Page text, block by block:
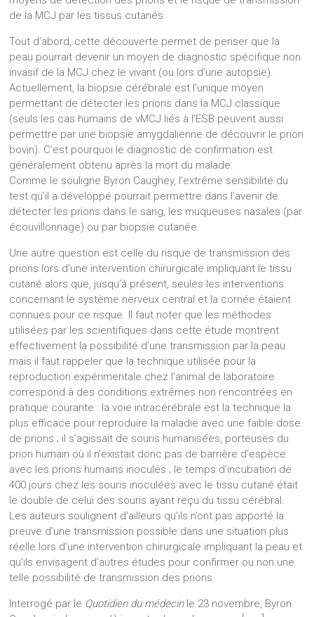
de la MCJ par les tissus cutanés.
Tout d’abord, cette découverte permet de penser que la
peau pourrait devenir un moyen de diagnostic spécifique non
invasif de la MCJ chez le vivant (ou lors d’une autopsie).
Actuellement, la biopsie cérébrale est l’unique moyen
permettant de détecter les prions dans la MCJ classique
(seuls les cas humains de vMCJ liés à l’ESB peuvent aussi
permettre par une biopsie amygdalienne de découvrir le prion
bovin). C’est pourquoi le diagnostic de confirmation est
généralement obtenu après la mort du malade.
Comme le souligne Byron Caughey, l’extrême sensibilité du
test qu’il a développé pourrait permettre dans l’avenir de
détecter les prions dans le sang, les muqueuses nasales (par
écouvillonnage) ou par biopsie cutanée.
Une autre question est celle du risque de transmission des
prions lors d’une intervention chirurgicale impliquant le tissu
cutané alors que, jusqu’à présent, seules les interventions
concernant le système nerveux central et la cornée étaient
connues pour ce risque. Il faut noter que les méthodes
utilisées par les scientifiques dans cette étude montrent
effectivement la possibilité d’une transmission par la peau
mais il faut rappeler que la technique utilisée pour la
reproduction expérimentale chez l’animal de laboratoire
correspond à des conditions extrêmes non rencontrées en
pratique courante : la voie intracérébrale est la technique la
plus efficace pour reproduire la maladie avec une faible dose
de prions ; il s’agissait de souris humanisées, porteuses du
prion humain où il n’existait donc pas de barrière d’espèce
avec les prions humains inoculés ; le temps d’incubation de
400 jours chez les souris inoculées avec le tissu cutané était
le double de celui des souris ayant reçu du tissu cérébral.
Les auteurs soulignent d’ailleurs qu’ils n’ont pas apporté la
preuve d’une transmission possible dans une situation plus
réelle lors d’une intervention chirurgicale impliquant la peau et
qu’ils envisagent d’autres études pour confirmer ou non une
telle possibilité de transmission des prions.
Interrogé par le Quotidien du médecinle 23 novembre, Byron